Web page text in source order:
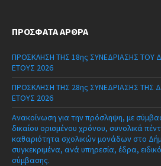
ΠΡΌΣΦΑΤΑ ΆΡΘΡΑ
ΠΡΟΣΚΛΗΣΗ ΤΗΣ 18ης ΣΥΝΕΔΡΙΑΣΗΣ ΤΟΥ
ΕΤΟΥΣ 2026
ΠΡΟΣΚΛΗΣΗ ΤΗΣ 28ης ΣΥΝΕΔΡΙΑΣΗΣ ΤΗΣ
ΕΤΟΥΣ 2026
Ανακοίνωση για την πρόσληψη, με
δικαίου ορισμένου χρόνου, συνολικά
καθαριότητα σχολικών μονάδων στο
συγκεκριμένα, ανά υπηρεσία, έδρα,
σύμβασης.